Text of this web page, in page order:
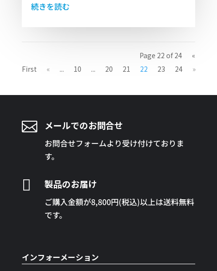
続きを読む
Page 22 of 24
«
First
« ... 10 ... 20 21 22 23 24 »
 メールでのお問合せ
お問合せフォームより受け付けておりま
す。
 製品のお届け
ご購入金額が8,800円(税込)以上は送料無料
です。
インフォーメーション